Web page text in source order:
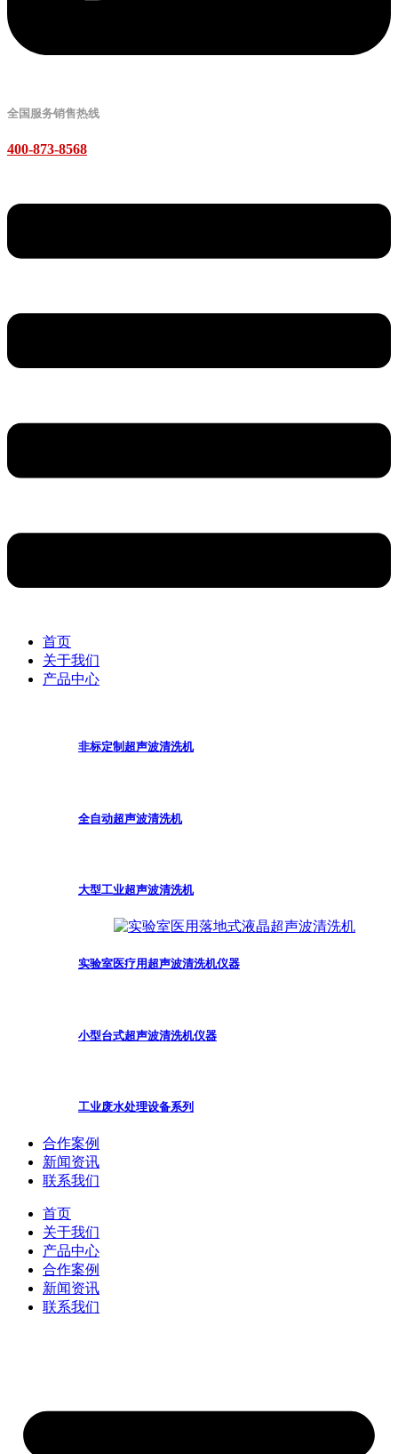
全国服务销售热线
400-873-8568
首页
关于我们
产品中心
非标定制超声波清洗机
全自动超声波清洗机
大型工业超声波清洗机
实验室医疗用超声波清洗机仪器
小型台式超声波清洗机仪器
工业废水处理设备系列
合作案例
新闻资讯
联系我们
首页
关于我们
产品中心
合作案例
新闻资讯
联系我们